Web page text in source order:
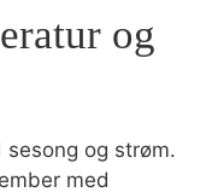
og
og strøm.
med